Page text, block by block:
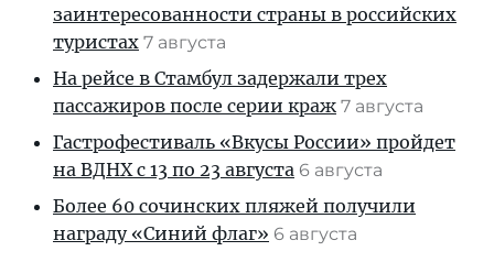
заинтересованности страны в российских
туристах 7 августа
На рейсе в Стамбул задержали трех
пассажиров после серии краж 7 августа
Гастрофестиваль «Вкусы России» пройдет
на ВДНХ с 13 по 23 августа 6 августа
Более 60 сочинских пляжей получили
награду «Синий флаг» 6 августа